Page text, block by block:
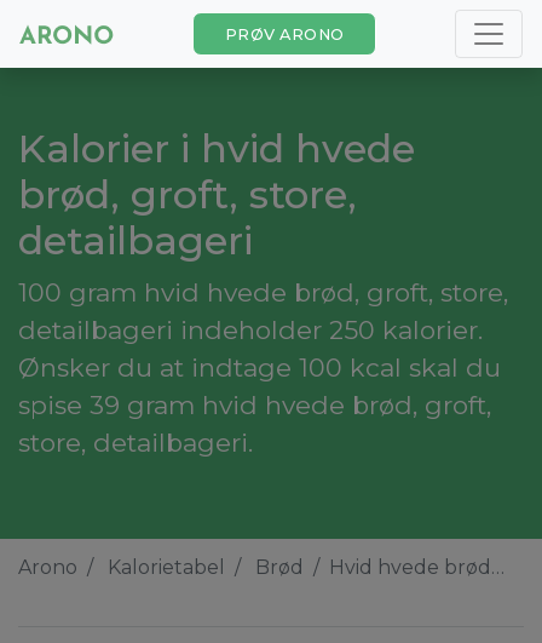
PRØV ARONO
Kalorier i hvid hvede
brød, groft, store,
detailbageri
100 gram hvid hvede brød, groft, store,
detailbageri indeholder 250 kalorier.
Ønsker du at indtage 100 kcal skal du
spise 39 gram hvid hvede brød, groft,
store, detailbageri.
Arono Kalorietabel Brød Hvid hvede brød, groft, store, detailbageri